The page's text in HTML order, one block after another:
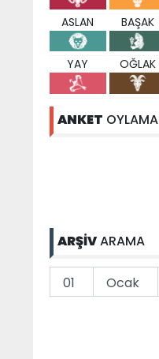
ASLAN BAŞAK
YAY OĞLAK
ANKET OYLAMA
ARŞİVARAMA